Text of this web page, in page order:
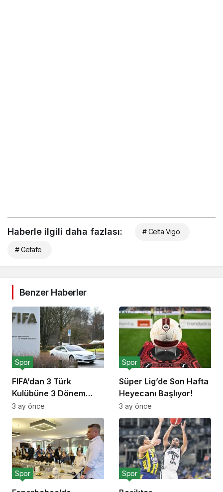
Haberle ilgili daha fazlası: # Celta Vigo
# Getafe
Benzer Haberler
FIFA’dan 3 Türk
Kulübüne 3 Dönem
Transfer Yasağı!
Spor
3 ay önce
Süper Lig’de Son Hafta
Heyecanı Başlıyor!
Spor
3 ay önce
Spor Spor